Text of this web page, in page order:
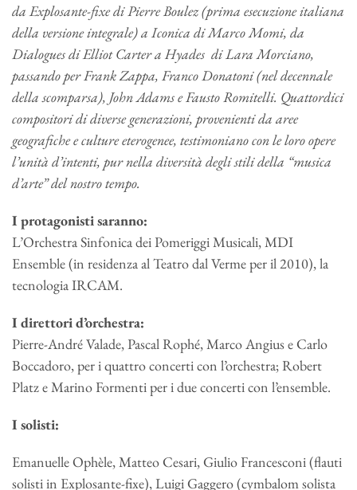
da Explosante-fixe di Pierre Boulez (prima esecuzione italiana
della versione integrale) a Iconica di Marco Momi, da
Dialogues di Elliot Carter a Hyades di Lara Morciano,
passando per Frank Zappa, Franco Donatoni (nel decennale
della scomparsa), John Adams e Fausto Romitelli. Quattordici
compositori di diverse generazioni, provenienti da aree
geografiche e culture eterogenee, testimoniano con le loro opere
l’unità d’intenti, pur nella diversità degli stili della “musica
d’arte” del nostro tempo.
I protagonisti saranno:
L’Orchestra Sinfonica dei Pomeriggi Musicali, MDI
Ensemble (in residenza al Teatro dal Verme per il 2010), la
tecnologia IRCAM.
I direttori d’orchestra:
Pierre-André Valade, Pascal Rophé, Marco Angius e Carlo
Boccadoro, per i quattro concerti con l’orchestra; Robert
Platz e Marino Formenti per i due concerti con l’ensemble.
I solisti:
Emanuelle Ophèle, Matteo Cesari, Giulio Francesconi (flauti
solisti in Explosante-fixe), Luigi Gaggero (cymbalom solista